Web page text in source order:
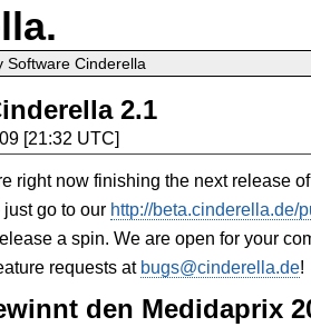
Software Cinderella
2.1
[21:32 UTC]
right now finishing the next release
just go to our http://beta.cinderella.de/
a spin. We are open for your
requests at bugs@cinderella.de!
den Medidaprix